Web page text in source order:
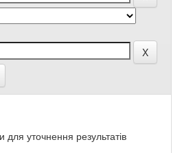
для уточнення результатів